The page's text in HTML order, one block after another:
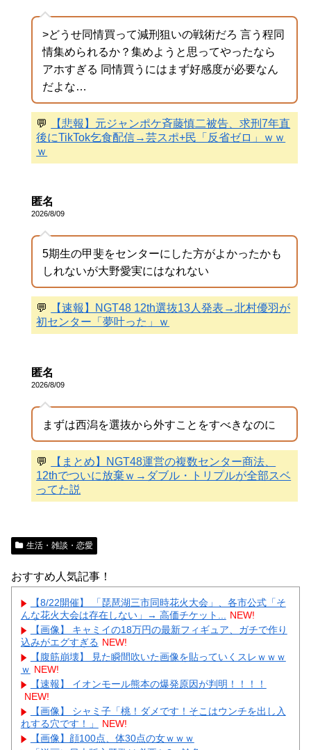
>どうせ同情買って減刑狙いの戦術だろ 言う程同
情集められるか？集めようと思ってやったなら
アホすぎる 同情買うにはまず好感度が必要なん
だよな…
💬
【悲報】元ジャンポケ斉藤慎二被告、求刑7年直
後にTikTok乞食配信→芸スポ+民「反省ゼロ」ｗｗ
ｗ
匿名
2026/8/09
5期生の甲斐をセンターにした方がよかったかも
しれないが大野愛実にはなれない
💬
【速報】NGT48 12th選抜13人発表→北村優羽が
初センター「夢叶った」ｗ
匿名
2026/8/09
まずは西潟を選抜から外すことをすべきなのに
💬
【まとめ】NGT48運営の複数センター商法、
12thでついに放棄ｗ→ダブル・トリプルが全部スベ
ってた説
生活・雑談・恋愛
おすすめ人気記事！
【8/22開催】 「琵琶湖三市同時花火大会」、各市公式「そ
んな花火大会は存在しない」→ 高価チケット...
NEW!
【画像】 キャミイの18万円の最新フィギュア、ガチで作り
込みがエグすぎる NEW!
【腹筋崩壊】 見た瞬間吹いた画像を貼っていくスレｗｗｗ
ｗ NEW!
【速報】 イオンモール熊本の爆発原因が判明！！！！
NEW!
【画像】 シャミ子「桃！ダメです！そこはウンチを出し入
れする穴です！」
NEW!
【画像】顔100点、体30点の女ｗｗｗ